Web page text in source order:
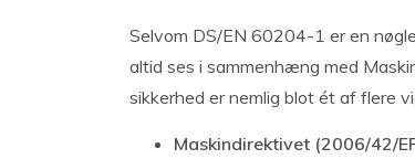
Selvom DS/EN 60204-1 er en
altid ses i sammenhæng med
sikkerhed er nemlig blot ét af flere
Maskindirektivet (2006/42/